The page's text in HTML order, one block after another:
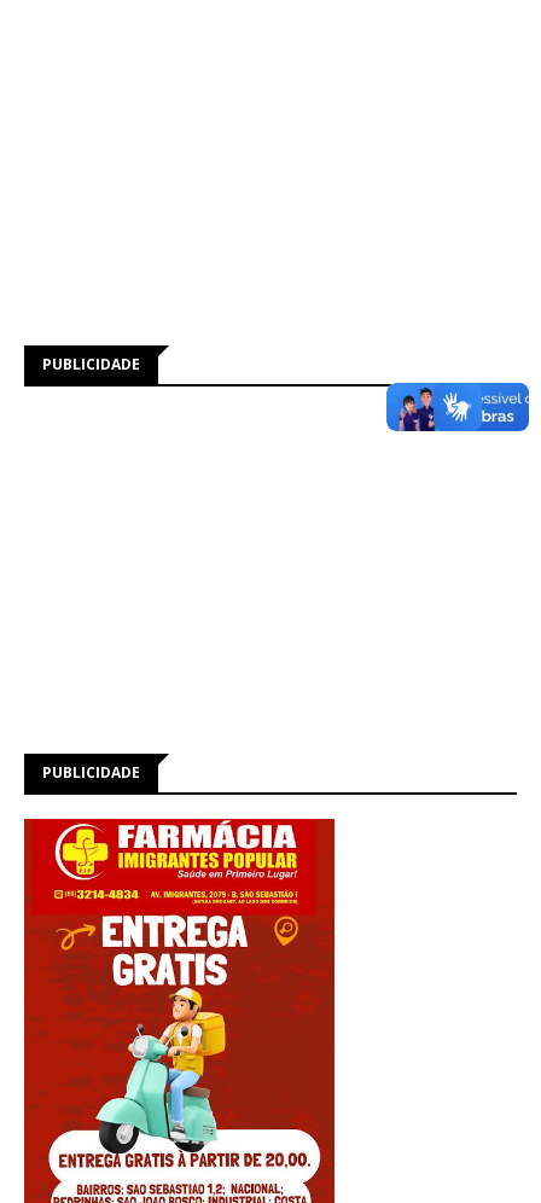
PUBLICIDADE
PUBLICIDADE